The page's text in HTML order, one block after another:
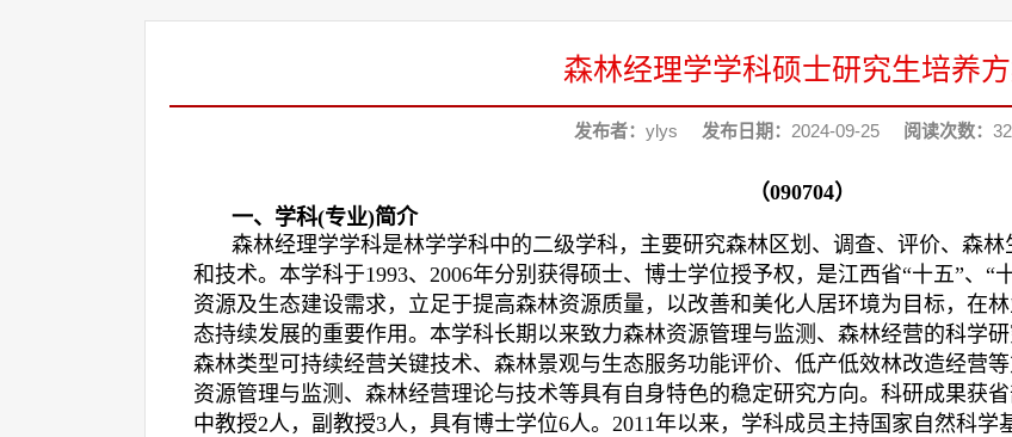
森林经理学学科硕士研究生培养
发布者： ylys 发布日期： 2024-09-25 阅读次数：
（090704）
一、学科(专业)简介
森林经理学学科是林学学科中的二级学科，主要研究森林区划、调查、评价、森
和技术。本学科于1993、 2006年分别获得硕士、博士学位授予权，是江西省“十五”、“
资源及生态建设需求，立足于提高森林资源质量，以改善和美化人居环境为目标，在
态持续发展的重要作用。本学科长期以来致力森林资源管理与监测、森林经营的科学
森林类型可持续经营关键技术、森林景观与生态服务功能评价、低产低效林改造经营
资源管理与监测、森林经营理论与技术等具有自身特色的稳定研究方向。科研成果获
中教授2人，副教授3人，具有博士学位6人。 2011年以来，学科成员主持国家自然科学